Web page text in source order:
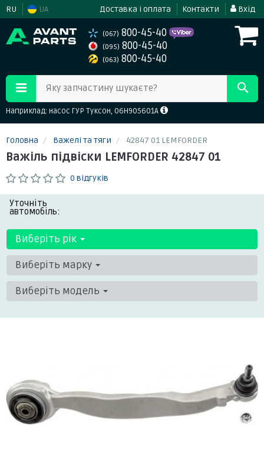
RU UA Доставка і оплата Контакти Вхід
(067) 800-45-40
(095) 800-45-40
(063) 800-45-40
Яку запчастину шукаєте?
Наприклад: насос ГУР Туксон, 06H905601A
Головна Важелі та тяги 42847 01 LEMFORDER
Важіль підвіски LEMFORDER 42847 01
0 відгуків
Уточніть
автомобіль:
Виберіть рік
Виберіть марку
Виберіть модель